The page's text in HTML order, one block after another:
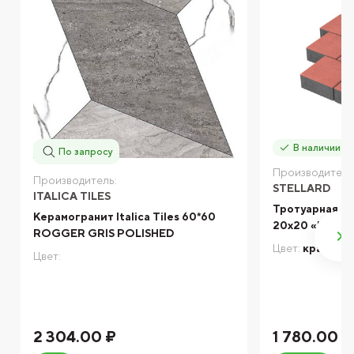
По запросу
Производитель:
ITALICA TILES
Керамогранит Italica Tiles 60*60
ROGGER GRIS POLISHED
Цвет:
2 304.00 ₽
В наличии
STELLARD
Тротуарная
20х20
Цвет: красный
1 780.00 ₽